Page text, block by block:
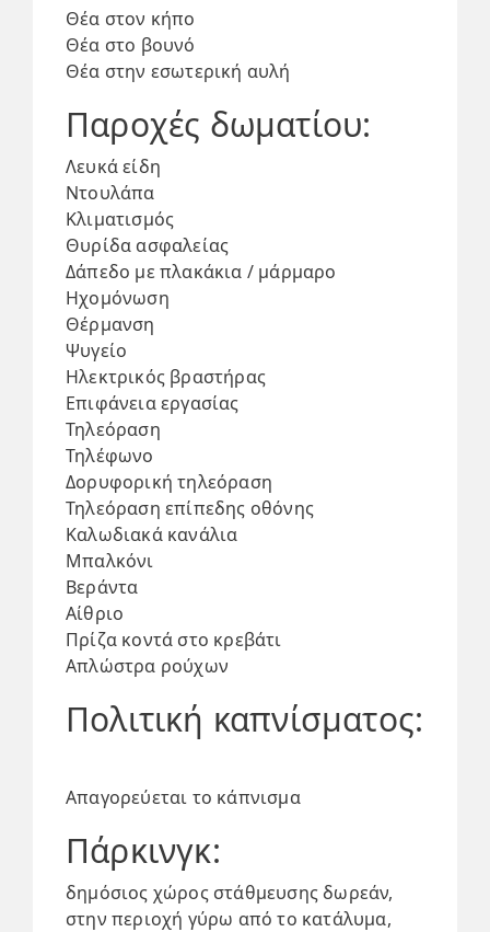
Θέα στον κήπο
Θέα στο βουνό
Θέα στην εσωτερική αυλή
Παροχές δωματίου: ​
Λευκά είδη
Ντουλάπα
Κλιματισμός
Θυρίδα ασφαλείας
Δάπεδο με πλακάκια / μάρμαρο
Ηχομόνωση
Θέρμανση
Ψυγείο
Ηλεκτρικός βραστήρας
Επιφάνεια εργασίας
Τηλεόραση
Τηλέφωνο
Δορυφορική τηλεόραση
Τηλεόραση επίπεδης οθόνης
Καλωδιακά κανάλια
Μπαλκόνι
Βεράντα
Αίθριο
Πρίζα κοντά στο κρεβάτι
Απλώστρα ρούχων
Πολιτική καπνίσματος:
Απαγορεύεται το κάπνισμα
Πάρκινγκ: ​
δημόσιος χώρος στάθμευσης δωρεάν,
στην περιοχή γύρω από το κατάλυμα,